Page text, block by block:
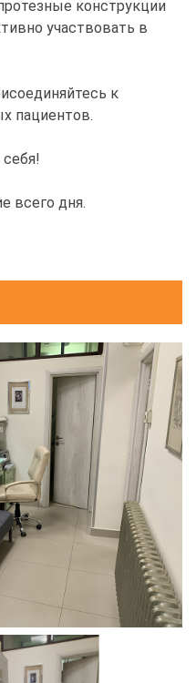
конструкции
участвовать в
к
пациентов.
всего дня.